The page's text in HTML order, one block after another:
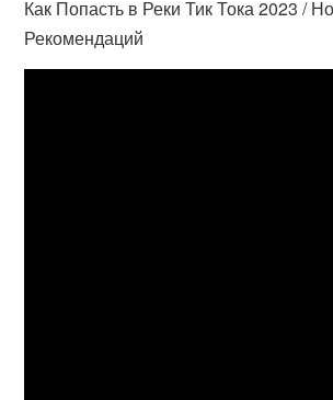
Как Попасть в Реки Тик Тока 2023 /
Рекомендаций